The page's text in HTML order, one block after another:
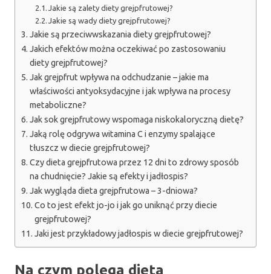
Jakie są zalety diety grejpfrutowej?
Jakie są wady diety grejpfrutowej?
Jakie są przeciwwskazania diety grejpfrutowej?
Jakich efektów można oczekiwać po zastosowaniu
diety grejpfrutowej?
Jak grejpfrut wpływa na odchudzanie – jakie ma
właściwości antyoksydacyjne i jak wpływa na procesy
metaboliczne?
Jak sok grejpfrutowy wspomaga niskokaloryczną dietę?
Jaką rolę odgrywa witamina C i enzymy spalające
tłuszcz w diecie grejpfrutowej?
Czy dieta grejpfrutowa przez 12 dni to zdrowy sposób
na chudnięcie? Jakie są efekty i jadłospis?
Jak wygląda dieta grejpfrutowa – 3-dniowa?
Co to jest efekt jo-jo i jak go uniknąć przy diecie
grejpfrutowej?
Jaki jest przykładowy jadłospis w diecie grejpfrutowej?
Na czym polega dieta